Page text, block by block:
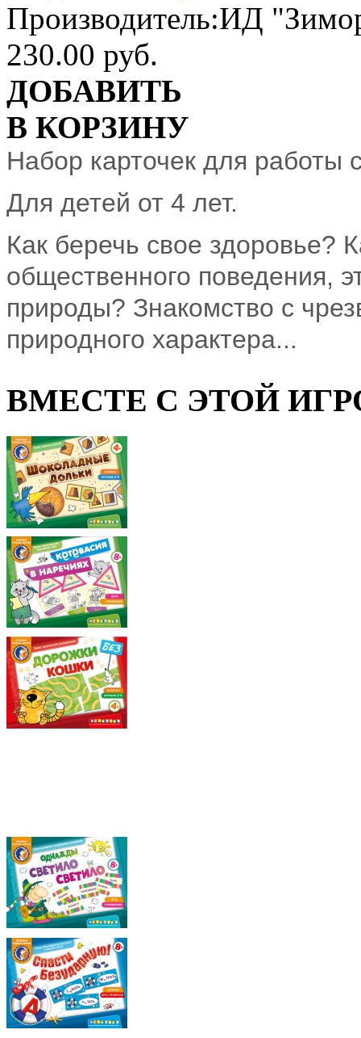
Производитель:ИД
230.00 руб.
ДОБАВИТЬ
В КОРЗИНУ
Набор карточек для работы
Для детей от 4 лет.
Как беречь свое здоровье?
общественного поведения,
природы? Знакомство с
природного характера...
ВМЕСТЕ С ЭТОЙ